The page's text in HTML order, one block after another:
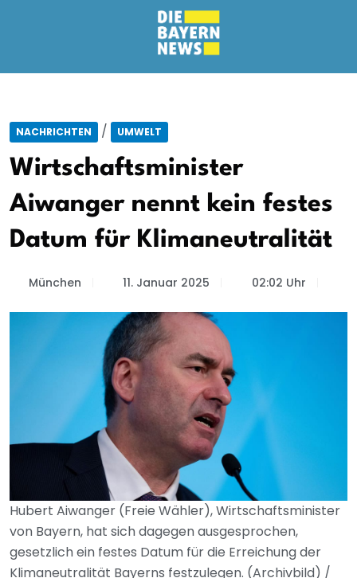
NACHRICHTEN / UMWELT
Wirtschaftsminister
Aiwanger nennt kein festes
Datum für Klimaneutralität
München 11. Januar 2025 02:02 Uhr
Hubert Aiwanger (Freie Wähler), Wirtschaftsminister
von Bayern, hat sich dagegen ausgesprochen,
gesetzlich ein festes Datum für die Erreichung der
Klimaneutralität Bayerns festzulegen. (Archivbild) /